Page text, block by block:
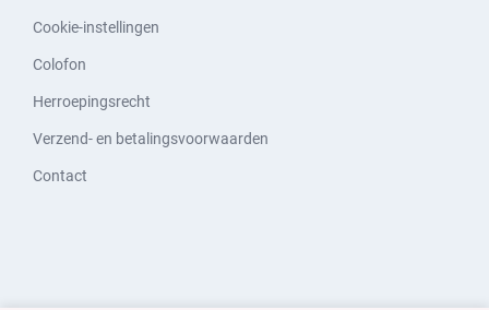
Cookie-instellingen
Colofon
Herroepingsrecht
Verzend- en betalingsvoorwaarden
Contact